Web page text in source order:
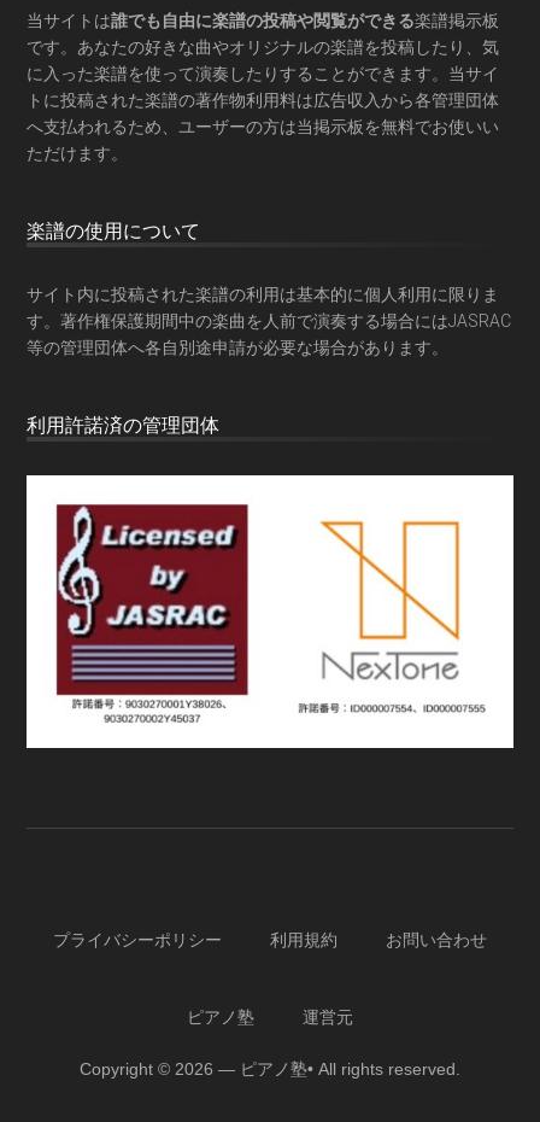
当サイトは誰でも自由に楽譜の投稿や閲覧ができる楽譜掲示板
です。あなたの好きな曲やオリジナルの楽譜を投稿したり、気
に入った楽譜を使って演奏したりすることができます。当サイ
トに投稿された楽譜の著作物利用料は広告収入から各管理団体
へ支払われるため、ユーザーの方は当掲示板を無料でお使いい
ただけます。
楽譜の使用について
サイト内に投稿された楽譜の利用は基本的に個人利用に限りま
す。著作権保護期間中の楽曲を人前で演奏する場合にはJASRAC
等の管理団体へ各自別途申請が必要な場合があります。
利用許諾済の管理団体
プライバシーポリシー 利用規約 お問い合わせ
ピアノ塾 運営元
Copyright © 2026 — ピアノ塾• All rights reserved.